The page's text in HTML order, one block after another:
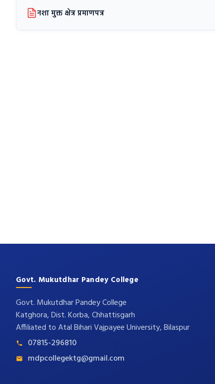
नशा मुक्त क्षेत्र प्रमाणपत्र
Govt. Mukutdhar Pandey College
Govt. Mukutdhar Pandey College
Katghora, Dist. Korba, Chhattisgarh
Affiliated to Atal Bihari Vajpayee University, Bilaspur
07815-296810
mdpcollegektg@gmail.com